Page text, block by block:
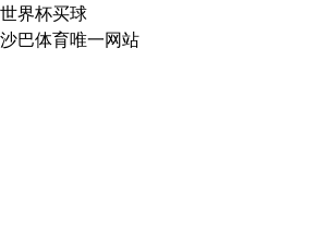
世界杯买球
沙巴体育唯一网站